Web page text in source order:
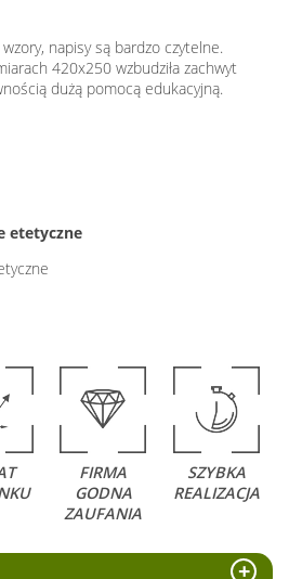
napisy są bardzo czytelne.
420x250 wzbudziła zachwyt
dużą pomocą edukacyjną.
etetyczne
FIRMA
GODNA
ZAUFANIA
SZYBKA
REALIZACJA